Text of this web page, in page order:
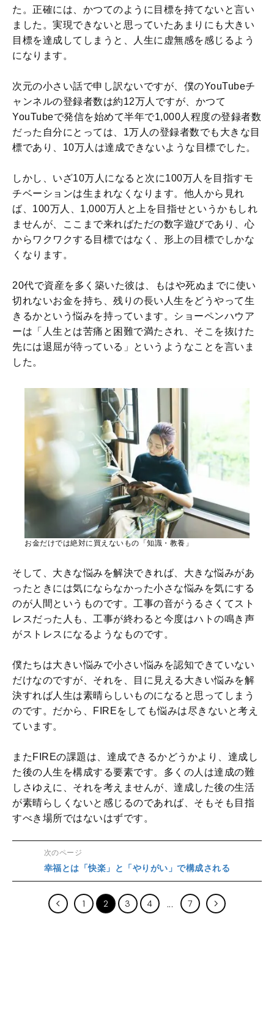
た。正確には、かつてのように目標を持てないと言い
ました。実現できないと思っていたあまりにも大きい
目標を達成してしまうと、人生に虚無感を感じるよう
になります。
次元の小さい話で申し訳ないですが、僕のYouTubeチ
ャンネルの登録者数は約12万人ですが、かつて
YouTubeで発信を始めて半年で1,000人程度の登録者数
だった自分にとっては、1万人の登録者数でも大きな目
標であり、10万人は達成できないような目標でした。
しかし、いざ10万人になると次に100万人を目指すモ
チベーションは生まれなくなります。他人から見れ
ば、100万人、1,000万人と上を目指せというかもしれ
ませんが、ここまで来ればただの数字遊びであり、心
からワクワクする目標ではなく、形上の目標でしかな
くなります。
20代で資産を多く築いた彼は、もはや死ぬまでに使い
切れないお金を持ち、残りの長い人生をどうやって生
きるかという悩みを持っています。ショーペンハウア
ーは「人生とは苦痛と困難で満たされ、そこを抜けた
先には退屈が待っている」というようなことを言いま
した。
お金だけでは絶対に買えないもの「知識・教養」
そして、大きな悩みを解決できれば、大きな悩みがあ
ったときには気にならなかった小さな悩みを気にする
のが人間というものです。工事の音がうるさくてスト
レスだった人も、工事が終わると今度はハトの鳴き声
がストレスになるようなものです。
僕たちは大きい悩みで小さい悩みを認知できていない
だけなのですが、それを、目に見える大きい悩みを解
決すれば人生は素晴らしいものになると思ってしまう
のです。だから、FIREをしても悩みは尽きないと考え
ています。
またFIREの課題は、達成できるかどうかより、達成し
た後の人生を構成する要素です。多くの人は達成の難
しさゆえに、それを考えませんが、達成した後の生活
が素晴らしくないと感じるのであれば、そもそも目指
すべき場所ではないはずです。
次のページ
幸福とは「快楽」と「やりがい」で構成される
1 2 3 4 7